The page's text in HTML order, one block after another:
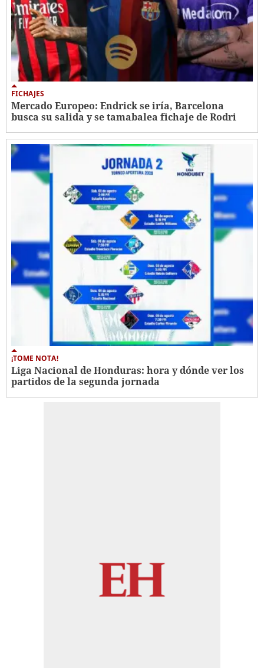
FICHAJES
Mercado Europeo: Endrick se iría, Barcelona
busca su salida y se tamabalea fichaje de Rodri
¡TOME NOTA!
Liga Nacional de Honduras: hora y dónde ver los
partidos de la segunda jornada